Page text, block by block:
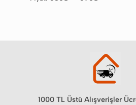
1000 TL Üstü Alışverişler